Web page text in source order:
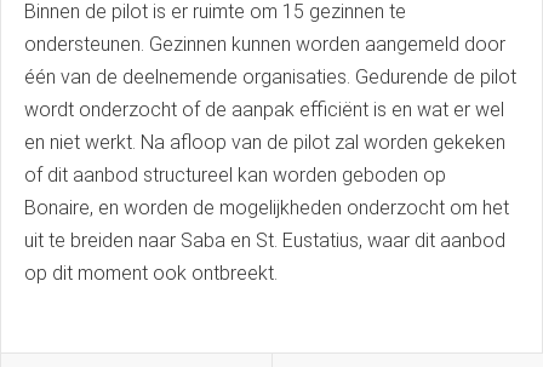
Binnen de pilot is er ruimte om 15 gezinnen te
ondersteunen. Gezinnen kunnen worden aangemeld door
één van de deelnemende organisaties. Gedurende de pilot
wordt onderzocht of de aanpak efficiënt is en wat er wel
en niet werkt. Na afloop van de pilot zal worden gekeken
of dit aanbod structureel kan worden geboden op
Bonaire, en worden de mogelijkheden onderzocht om het
uit te breiden naar Saba en St. Eustatius, waar dit aanbod
op dit moment ook ontbreekt.